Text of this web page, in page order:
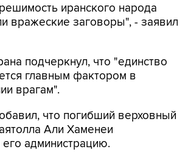
иранского народа
вражеские заговоры", - заявил
подчеркнул, что "единство
главным фактором в
врагам".
что погибший верховный
Али Хаменеи
администрацию.